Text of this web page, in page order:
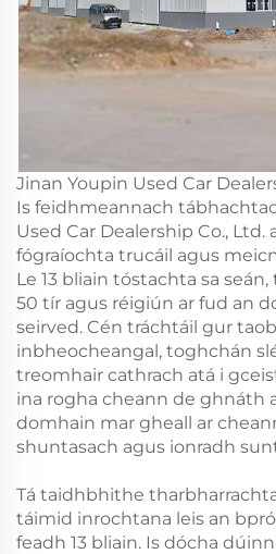
Jinan Youpin Used Car
Is feidhmeannach
Used Car Dealership Co.,
fógraíochta trucáil agus
Le 13 bliain tóstachta sa
50 tír agus réigiún ar fud an
seirved. Cén tráchtáil gur
inbheocheangal, toghchán
treomhair cathrach atá i
ina rogha cheann de ghnáth
domhain mar gheall ar
shuntasach agus ionradh
Tá taidhbhithe
táimid inrochtana leis an
feadh 13 bliain. Is dócha